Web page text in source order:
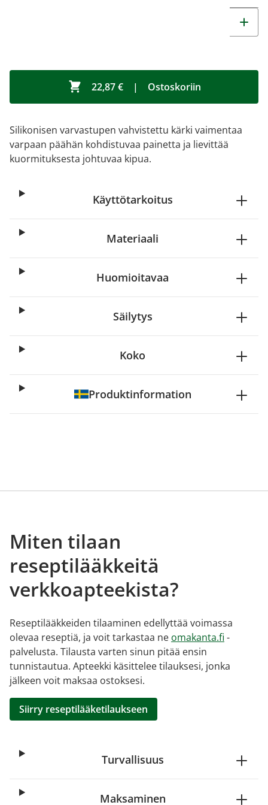
22,87 € | Ostoskoriin
Silikonisen varvastupen vahvistettu kärki vaimentaa
varpaan päähän kohdistuvaa painetta ja lievittää
kuormituksesta johtuvaa kipua.
Käyttötarkoitus
Materiaali
Huomioitavaa
Säilytys
Koko
Produktinformation
Miten tilaan
reseptilääkkeitä
verkkoapteekista?
Reseptilääkkeiden tilaaminen edellyttää voimassa
olevaa reseptiä, ja voit tarkastaa ne omakanta.fi -
palvelusta. Tilausta varten sinun pitää ensin
tunnistautua. Apteekki käsittelee tilauksesi, jonka
jälkeen voit maksaa ostoksesi.
Siirry reseptilääketilaukseen
Turvallisuus
Maksaminen